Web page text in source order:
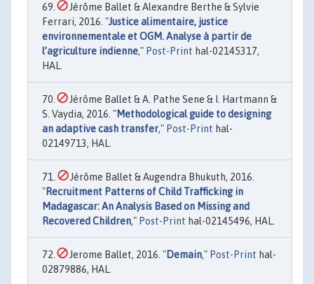
Jérôme Ballet & Alexandre Berthe & Sylvie
Ferrari, 2016. "Justice alimentaire, justice
environnementale et OGM. Analyse à partir de
l’agriculture indienne," Post-Print hal-02145317,
HAL.
Jérôme Ballet & A. Pathe Sene & I. Hartmann &
S. Vaydia, 2016. "Methodological guide to designing
an adaptive cash transfer," Post-Print hal-
02149713, HAL.
Jérôme Ballet & Augendra Bhukuth, 2016.
"Recruitment Patterns of Child Trafficking in
Madagascar: An Analysis Based on Missing and
Recovered Children," Post-Print hal-02145496, HAL.
Jerome Ballet, 2016. "Demain," Post-Print hal-
02879886, HAL.